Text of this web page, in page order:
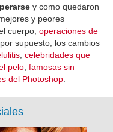
y como quedaron
y peores
cuerpo, operaciones de
supuesto, los cambios
celebridades que
pelo famosas sin
del Photoshop